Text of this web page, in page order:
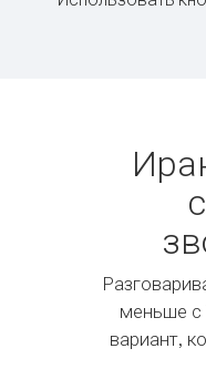
меньше с
вариант,